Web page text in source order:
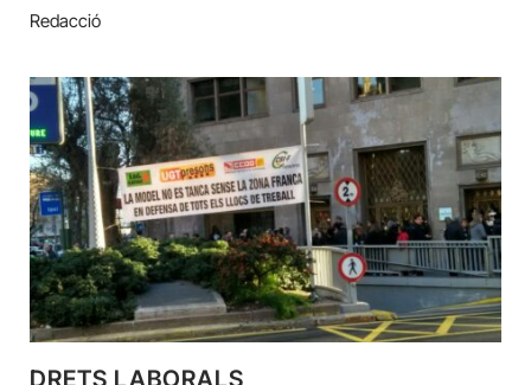
Redacció
DRETS LABORALS